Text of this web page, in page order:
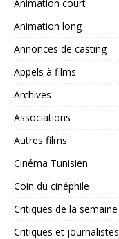
Animation court
Animation long
Annonces de casting
Appels à films
Archives
Associations
Autres films
Cinéma Tunisien
Coin du cinéphile
Critiques de la semaine
Critiques et journalistes